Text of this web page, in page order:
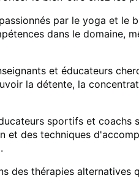
par le yoga et le
dans le domaine,
et éducateurs
la détente, la
sportifs et coachs
et des techniques
des thérapies alternatives